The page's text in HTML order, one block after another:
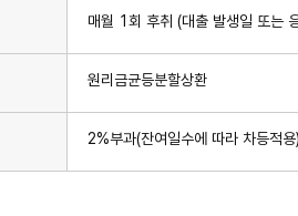
매월 1회 후취 (대출 발생일 또는
원리금균등분할상환
2%부과(잔여일수에 따라 차등적